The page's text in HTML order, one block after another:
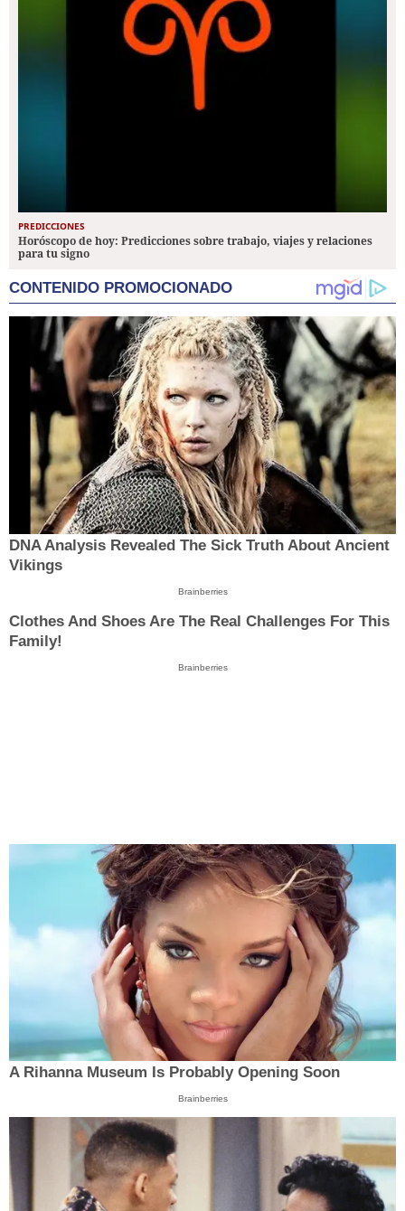
PREDICCIONES
Horóscopo de hoy: Predicciones sobre trabajo, viajes y relaciones
para tu signo
CONTENIDO PROMOCIONADO
DNA Analysis Revealed The Sick Truth About Ancient
Vikings
Brainberries
Clothes And Shoes Are The Real Challenges For This
Family!
Brainberries
A Rihanna Museum Is Probably Opening Soon
Brainberries